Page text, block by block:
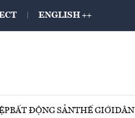
ENGLISH ++
BẤT ĐỘNG SẢNTHẾ GIỚI